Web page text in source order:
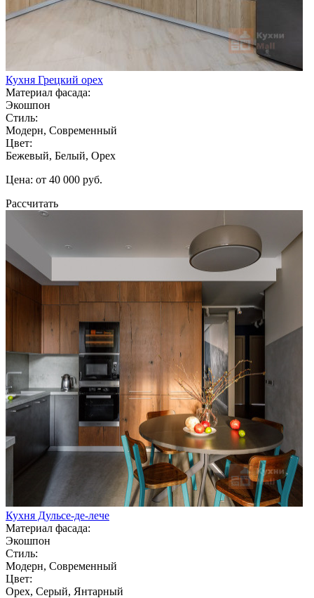
Кухня Грецкий орех
Материал фасада:
Экошпон
Стиль:
Модерн, Современный
Цвет:
Бежевый, Белый, Орех
Цена: от 40 000 руб.
Рассчитать
Кухня Дульсе-де-лече
Материал фасада:
Экошпон
Стиль:
Модерн, Современный
Цвет:
Орех, Серый, Янтарный